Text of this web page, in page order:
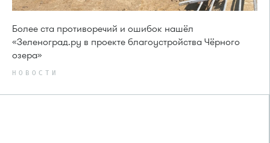
Более ста противоречий и ошибок нашёл
«Зеленоград.ру в проекте благоустройства Чёрного
озера»
НОВОСТИ